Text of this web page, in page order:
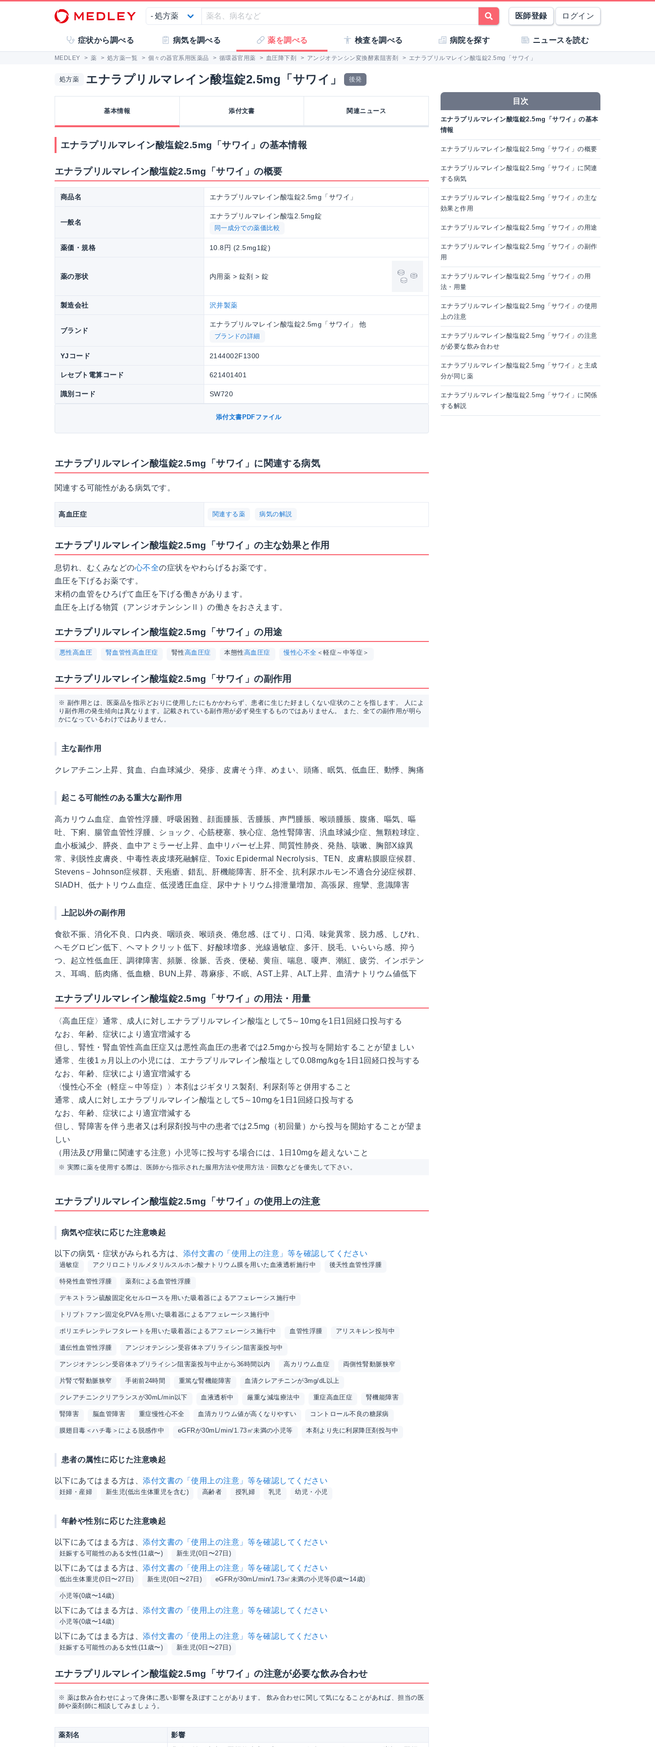
医師登録 ログイン
症状から調べる 病気を調べる 薬を調べる 検査を調べる 病院を探す ニュースを読む
MEDLEY > 薬 > 処方薬一覧 > 個々の器官系用医薬品 > 循環器官用薬 > 血圧降下剤 > アンジオテンシン変換酵素阻害剤 > エナラプリルマレイン酸塩錠2.5mg「サワイ」
処方薬 エナラプリルマレイン酸塩錠2.5mg「サワイ」 後発
基本情報 添付文書 関連ニュース
エナラプリルマレイン酸塩錠2.5mg「サワイ」の基本情報
エナラプリルマレイン酸塩錠2.5mg「サワイ」の概要
商品名 エナラプリルマレイン酸塩錠2.5mg「サワイ」
一般名
エナラプリルマレイン酸塩2.5mg錠
同一成分での薬価比較
薬価・規格 10.8円 (2.5mg1錠)
薬の形状 内用薬 > 錠剤 > 錠
製造会社 沢井製薬
ブランド
エナラプリルマレイン酸塩錠2.5mg「サワイ」 他
ブランドの詳細
YJコード 2144002F1300
レセプト電算コード 621401401
識別コード SW720
添付文書PDFファイル
エナラプリルマレイン酸塩錠2.5mg「サワイ」に関連する病気
関連する可能性がある病気です。
高血圧症 関連する薬 病気の解説
エナラプリルマレイン酸塩錠2.5mg「サワイ」の主な効果と作用
息切れ、 むくみなどの心不全の症状をやわらげるお薬です。
血圧を下げるお薬です。
末梢の血管をひろげて血圧を下げる働きがあります。
血圧を上げる物質（アンジオテンシンⅡ）の働きをおさえます。
エナラプリルマレイン酸塩錠2.5mg「サワイ」の用途
悪性高血圧 腎血管性高血圧症 腎性高血圧症 本態性高血圧症 慢性心不全 ＜軽症～中等症＞
エナラプリルマレイン酸塩錠2.5mg「サワイ」の副作用
※ 副作用とは、医薬品を指示どおりに使用したにもかかわらず、患者に生じた好ましくない症状のことを指します。 人によ
り副作用の発生傾向は異なります。記載されている副作用が必ず発生するものではありません。 また、全ての副作用が明ら
かになっているわけではありません。
主な副作用
クレアチニン上昇、貧血、白血球減少、発疹、皮膚そう痒、めまい、頭痛、眠気、低血圧、動悸、胸痛
起こる可能性のある重大な副作用
高カリウム血症、血管性浮腫、呼吸困難、顔面腫脹、舌腫脹、声門腫脹、喉頭腫脹、腹痛、嘔気、嘔
吐、下痢、腸管血管性浮腫、ショック、心筋梗塞、狭心症、急性腎障害、汎血球減少症、無顆粒球症、
血小板減少、膵炎、血中アミラーゼ上昇、血中リパーゼ上昇、間質性肺炎、発熱、咳嗽、胸部X線異
常、剥脱性皮膚炎、中毒性表皮壊死融解症、Toxic Epidermal Necrolysis、TEN、皮膚粘膜眼症候群、
Stevens－Johnson症候群、天疱瘡、錯乱、肝機能障害、肝不全、抗利尿ホルモン不適合分泌症候群、
SIADH、低ナトリウム血症、低浸透圧血症、尿中ナトリウム排泄量増加、高張尿、痙攣、意識障害
上記以外の副作用
食欲不振、消化不良、口内炎、咽頭炎、喉頭炎、倦怠感、ほてり、口渇、味覚異常、脱力感、しびれ、
ヘモグロビン低下、ヘマトクリット低下、好酸球増多、光線過敏症、多汗、脱毛、いらいら感、抑う
つ、起立性低血圧、調律障害、頻脈、徐脈、舌炎、便秘、黄疸、喘息、嗄声、潮紅、疲労、インポテン
ス、耳鳴、筋肉痛、低血糖、BUN上昇、蕁麻疹、不眠、AST上昇、ALT上昇、血清ナトリウム値低下
エナラプリルマレイン酸塩錠2.5mg「サワイ」の用法・用量
〈高血圧症〉通常、成人に対しエナラプリルマレイン酸塩として5～10mgを1日1回経口投与する
なお、年齢、症状により適宜増減する
但し、腎性・腎血管性高血圧症又は悪性高血圧の患者では2.5mgから投与を開始することが望ましい
通常、生後1ヵ月以上の小児には、エナラプリルマレイン酸塩として0.08mg/kgを1日1回経口投与する
なお、年齢、症状により適宜増減する
〈慢性心不全（軽症～中等症）〉本剤はジギタリス製剤、利尿剤等と併用すること
通常、成人に対しエナラプリルマレイン酸塩として5～10mgを1日1回経口投与する
なお、年齢、症状により適宜増減する
但し、腎障害を伴う患者又は利尿剤投与中の患者では2.5mg（初回量）から投与を開始することが望ま
しい
（用法及び用量に関連する注意）小児等に投与する場合には、1日10mgを超えないこと
※ 実際に薬を使用する際は、医師から指示された服用方法や使用方法・回数などを優先して下さい。
エナラプリルマレイン酸塩錠2.5mg「サワイ」の使用上の注意
病気や症状に応じた注意喚起
以下の病気・症状がみられる方は、 添付文書の「使用上の注意」等を確認してください
過敏症 アクリロニトリルメタリルスルホン酸ナトリウム膜を用いた血液透析施行中 後天性血管性浮腫
特発性血管性浮腫 薬剤による血管性浮腫
デキストラン硫酸固定化セルロースを用いた吸着器によるアフェレーシス施行中
トリプトファン固定化PVAを用いた吸着器によるアフェレーシス施行中
ポリエチレンテレフタレートを用いた吸着器によるアフェレーシス施行中 血管性浮腫 アリスキレン投与中
遺伝性血管性浮腫 アンジオテンシン受容体ネプリライシン阻害薬投与中
アンジオテンシン受容体ネプリライシン阻害薬投与中止から36時間以内 高カリウム血症 両側性腎動脈狭窄
片腎で腎動脈狭窄 手術前24時間 重篤な腎機能障害 血清クレアチニンが3mg/dL以上
クレアチニンクリアランスが30mL/min以下 血液透析中 厳重な減塩療法中 重症高血圧症 腎機能障害
腎障害 脳血管障害 重症慢性心不全 血清カリウム値が高くなりやすい コントロール不良の糖尿病
膜翅目毒＜ハチ毒＞による脱感作中 eGFRが30mL/min/1.73㎡未満の小児等 本剤より先に利尿降圧剤投与中
患者の属性に応じた注意喚起
以下にあてはまる方は、添付文書の「使用上の注意」等を確認してください
妊婦・産婦 新生児(低出生体重児を含む) 高齢者 授乳婦 乳児 幼児・小児
年齢や性別に応じた注意喚起
以下にあてはまる方は、添付文書の「使用上の注意」等を確認してください
妊娠する可能性のある女性(11歳〜) 新生児(0日〜27日)
以下にあてはまる方は、添付文書の「使用上の注意」等を確認してください
低出生体重児(0日〜27日) 新生児(0日〜27日) eGFRが30mL/min/1.73㎡未満の小児等(0歳〜14歳)
小児等(0歳〜14歳)
以下にあてはまる方は、添付文書の「使用上の注意」等を確認してください
小児等(0歳〜14歳)
以下にあてはまる方は、添付文書の「使用上の注意」等を確認してください
妊娠する可能性のある女性(11歳〜) 新生児(0日〜27日)
エナラプリルマレイン酸塩錠2.5mg「サワイ」の注意が必要な飲み合わせ
※ 薬は飲み合わせによって身体に悪い影響を及ぼすことがあります。 飲み合わせに関して気になることがあれば、担当の医
師や薬剤師に相談してみましょう。
薬剤名
影響
目次
エナラプリルマレイン酸塩錠2.5mg「サワイ」の基本
情報
エナラプリルマレイン酸塩錠2.5mg「サワイ」の概要
エナラプリルマレイン酸塩錠2.5mg「サワイ」に関連
する病気
エナラプリルマレイン酸塩錠2.5mg「サワイ」の主な
効果と作用
エナラプリルマレイン酸塩錠2.5mg「サワイ」の用途
エナラプリルマレイン酸塩錠2.5mg「サワイ」の副作
用
エナラプリルマレイン酸塩錠2.5mg「サワイ」の用
法・用量
エナラプリルマレイン酸塩錠2.5mg「サワイ」の使用
上の注意
エナラプリルマレイン酸塩錠2.5mg「サワイ」の注意
が必要な飲み合わせ
エナラプリルマレイン酸塩錠2.5mg「サワイ」と主成
分が同じ薬
エナラプリルマレイン酸塩錠2.5mg「サワイ」に関係
する解説